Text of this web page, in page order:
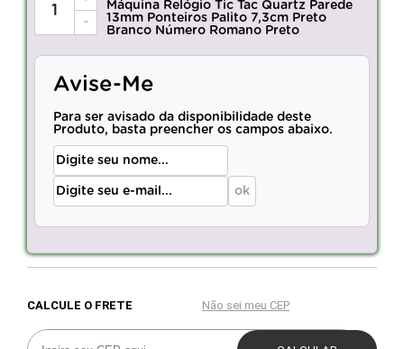
-
Máquina Relógio Tic Tac Quartz Parede
13mm Ponteiros Palito 7,3cm Preto
Branco Número Romano Preto
Avise-Me
Para ser avisado da disponibilidade deste
Produto, basta preencher os campos abaixo.